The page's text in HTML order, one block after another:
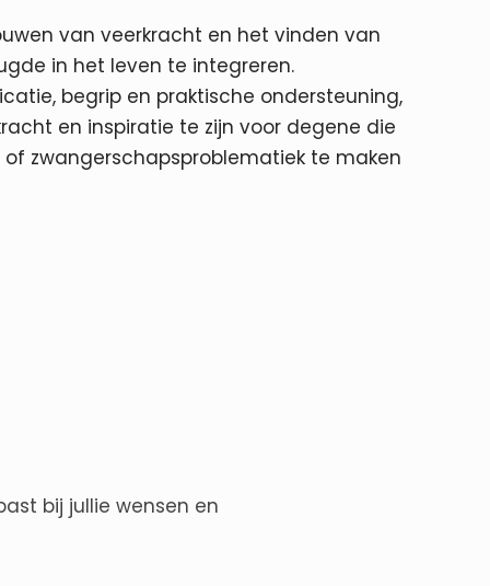
van veerkracht en het vinden van
in het leven te integreren.
begrip en praktische ondersteuning,
en inspiratie te zijn voor degene die
zwangerschapsproblematiek te maken
bij jullie wensen en